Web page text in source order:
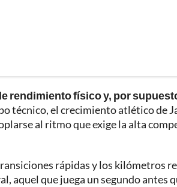
rendimiento físico y, por
técnico, el crecimiento atlético de
al ritmo que exige la alta
rápidas y los kilómetros
aquel que juega un segundo antes